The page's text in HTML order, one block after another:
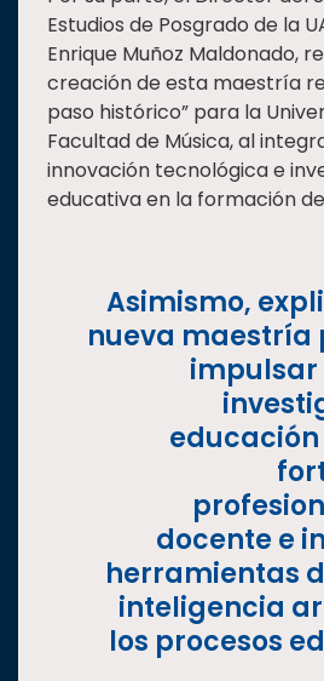
Estudios de Posgrado de la
Enrique Muñoz Maldonado,
creación de esta maestría
paso histórico” para la
Facultad de Música, al
innovación tecnológica e
educativa en la formación
Asimismo,
nueva maestría
impulsar
docente e
herramientas
inteligencia
los procesos